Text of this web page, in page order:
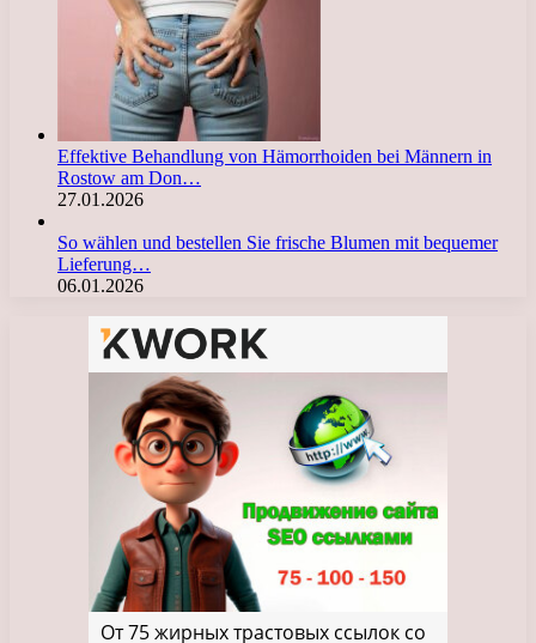
Effektive Behandlung von Hämorrhoiden bei Männern in
Rostow am Don…
27.01.2026
So wählen und bestellen Sie frische Blumen mit bequemer
Lieferung…
06.01.2026